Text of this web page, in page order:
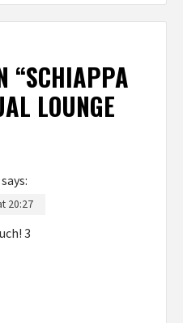
“SCHIAPPA
LOUNGE
says:
20:27
3